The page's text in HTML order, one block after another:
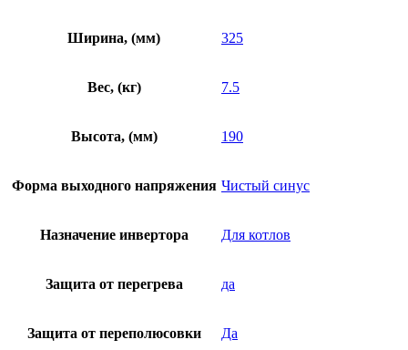
Ширина, (мм) 325
Вес, (кг) 7.5
Высота, (мм) 190
Форма выходного напряжения Чистый синус
Назначение инвертора Для котлов
Защита от перегрева да
Защита от переполюсовки Да